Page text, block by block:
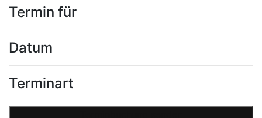
Termin für
Datum
Terminart